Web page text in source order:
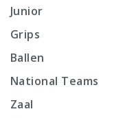
Junior
Grips
Ballen
National Teams
Zaal